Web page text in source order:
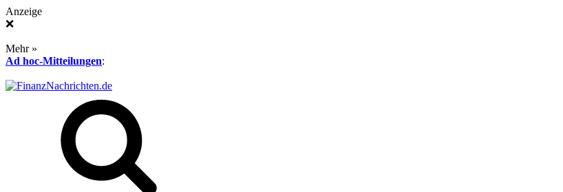
Anzeige
❌
Mehr »
Ad hoc-Mitteilungen: